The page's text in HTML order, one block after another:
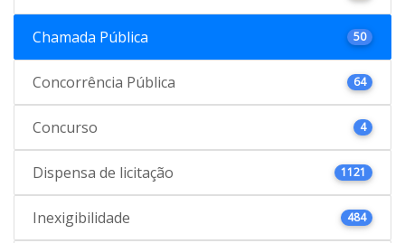
Chamada Pública 50
Concorrência Pública 64
Concurso 4
Dispensa de licitação 1121
Inexigibilidade 484